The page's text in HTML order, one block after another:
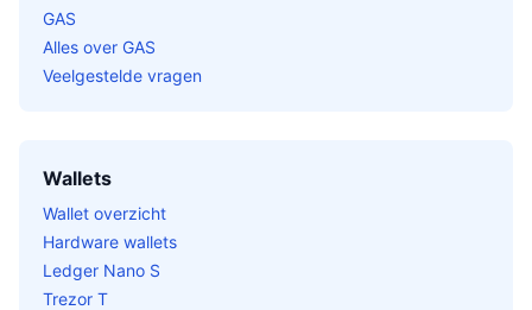
GAS
Alles over GAS
Veelgestelde vragen
Wallets
Wallet overzicht
Hardware wallets
Ledger Nano S
Trezor T